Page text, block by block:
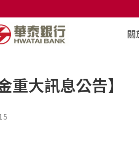
關
重大訊息公告】